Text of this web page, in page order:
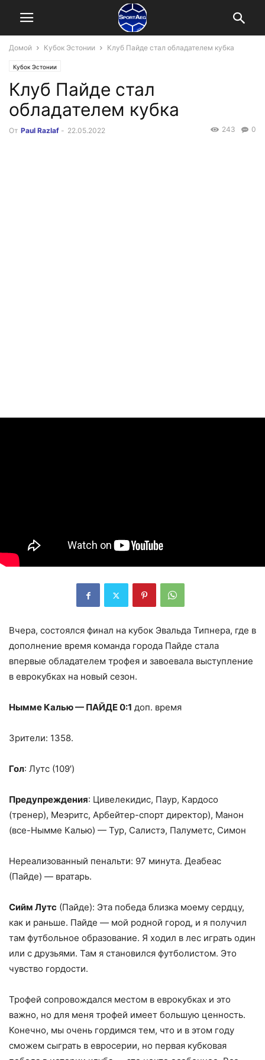
Домой Кубок Эстонии Клуб Пайде стал обладателем кубка
Кубок Эстонии
Клуб Пайде стал
обладателем кубка
От Paul Razlaf - 22.05.2022 0
243
Вчера, состоялся финал на кубок Эвальда Типнера, где в
дополнение время команда города Пайде стала
впервые обладателем трофея и завоевала выступление
в еврокубках на новый сезон.
Нымме Калью — ПАЙДЕ 0:1 доп. время
Зрители: 1358.
Гол: Лутс (109′)
Предупреждения: Цивелекидис, Паур, Кардосо
(тренер), Меэритс, Арбейтер-спорт директор), Манон
(все-Нымме Калью) — Тур, Салистэ, Палуметс, Симон
Нереализованный пенальти: 97 минута. Деабеас
(Пайде) — вратарь.
Сийм Лутс (Пайде): Эта победа близка моему сердцу,
как и раньше. Пайде — мой родной город, и я получил
там футбольное образование. Я ходил в лес играть один
или с друзьями. Там я становился футболистом. Это
чувство гордости.
Трофей сопровождался местом в еврокубках и это
важно, но для меня трофей имеет большую ценность.
Конечно, мы очень гордимся тем, что и в этом году
сможем сыграть в евросерии, но первая кубковая